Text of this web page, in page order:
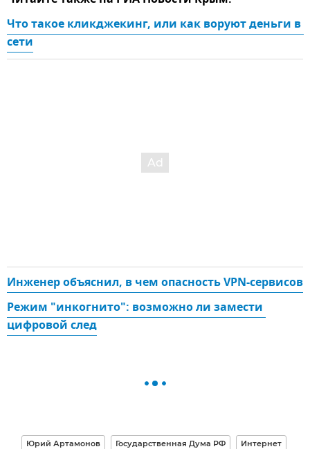
Что такое кликджекинг, или как воруют деньги в
сети
Инженер объяснил, в чем опасность VPN-сервисов
Режим "инкогнито": возможно ли замести
цифровой след
Юрий Артамонов Государственная Дума РФ Интернет